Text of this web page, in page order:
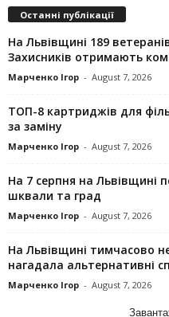
Останні публікації
На Львівщині 189
Захисників отримають
Марченко Ігор - August 7, 2026
ТОП-8 картриджів для
за заміну
Марченко Ігор - August 7, 2026
На 7 серпня на Львівщині
шквали та град
Марченко Ігор - August 7, 2026
На Львівщині тимчасово
нагадала альтернативні
Марченко Ігор - August 7, 2026